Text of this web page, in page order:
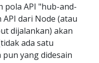
pola API "hub-and-
dari Node (atau
dijalankan) akan
ada satu
pun yang didesain